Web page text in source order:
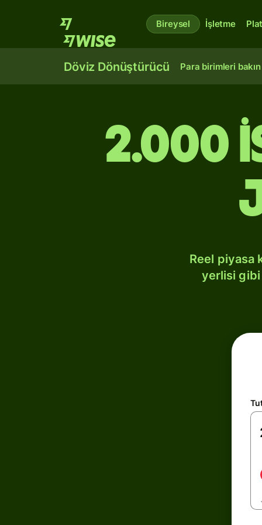
Bireysel İşletme
Döviz Dönüştürücü Para birimleri bakın
2.000
Reel piyasa
yerlisi gibi